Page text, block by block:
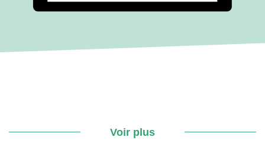
Voir plus